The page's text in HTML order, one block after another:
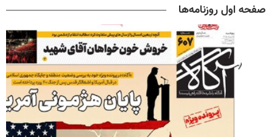
صفحه اول روزنامه‌ها